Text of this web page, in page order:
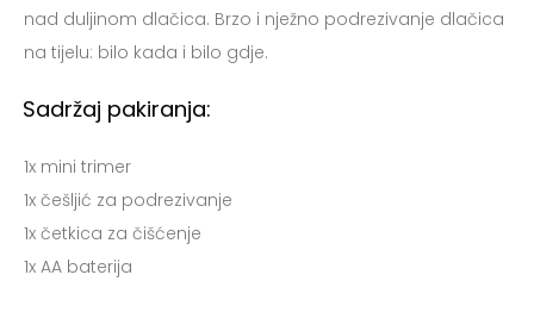
nad duljinom dlačica. Brzo i nježno podrezivanje dlačica
na tijelu: bilo kada i bilo gdje.
Sadržaj pakiranja:
1x mini trimer
1x češljić za podrezivanje
1x četkica za čišćenje
1x AA baterija